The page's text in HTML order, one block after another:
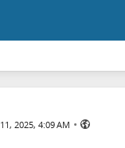
2025, 4:09 AM •